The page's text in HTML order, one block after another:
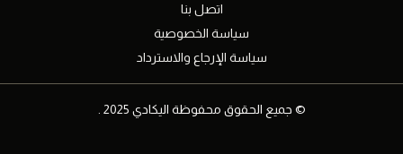
اتصل بنا
سياسة الخصوصية
سياسة الإرجاع والاسترداد
© جميع الحقوق محفوظة اليكادي 2025 .